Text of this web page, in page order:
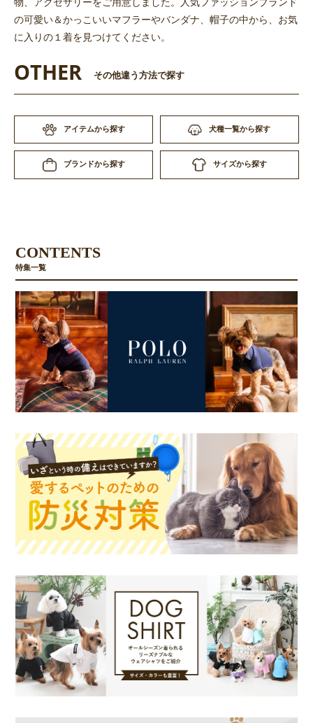
お買い物を続ける カートへ進む
物、アクセサリーをご用意しました。人気ファッションブランド
の可愛い＆かっこいいマフラーやバンダナ、帽子の中から、お気
に入りの１着を見つけてください。
OTHER その他違う方法で探す
アイテムから探す 犬種一覧から探す
ブランドから探す サイズから探す
CONTENTS
特集一覧